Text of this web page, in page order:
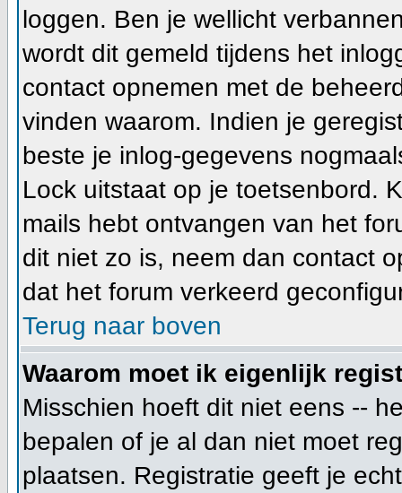
loggen. Ben je wellicht
wordt dit gemeld tijdens het
contact opnemen met de
vinden waarom. Indien je
beste je inlog-gegevens
Lock uitstaat op je toetsenbord.
mails hebt ontvangen van het
dit niet zo is, neem dan contact
dat het forum verkeerd
Terug naar boven
Waarom moet ik eigenlijk
Misschien hoeft dit niet eens --
bepalen of je al dan niet moet
plaatsen. Registratie geeft je